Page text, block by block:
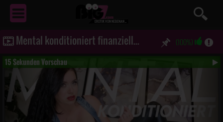
EROTIKVON NEBENAN ...
Mental konditioniert finanziell ausradiert (100%)
15 Sekunden Vorschau